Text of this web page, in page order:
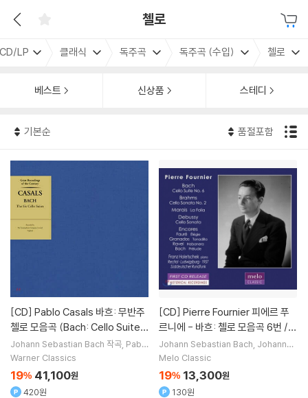
첼로
CD/LP 클래식 독주곡 독주곡 (수입) 첼로
베스트 신상품 스테디
기본순 품절포함
[CD]
첼로 모음곡 (Bach: Cello Suite
s) [SACD Hybrid]
Johann Sebastian Bach 작곡 Pablo
Casals연주
Warner Classics
19% 41,100원
420원
[CD]
르니에 - 바흐: 첼로 모음곡 6번 /
브람스: 소나타 2번 / 마랭 마레: 라
폴리아 외 (J.S. Bach: Cello Suite
BWV1012 / Brahms: Sonata O
p.99 / Marin Marais: La Folia)
Johann Sebastian Bach Johannes
Brahms Marin Marais
Melo Classic
19% 13,300원
130원